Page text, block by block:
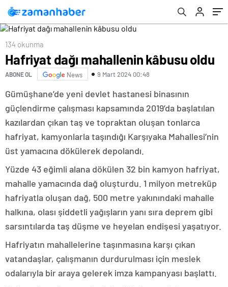
134 okunma
Hafriyat dağı mahallenin kâbusu oldu
ABONE OL News 9 Mart 2024 00:48
Gümüşhane’de yeni devlet hastanesi binasının
güçlendirme çalışması kapsamında 2019’da başlatılan
kazılardan çıkan taş ve topraktan oluşan tonlarca
hafriyat, kamyonlarla taşındığı Karşıyaka Mahallesi’nin
üst yamacına dökülerek depolandı.
Yüzde 43 eğimli alana dökülen 32 bin kamyon hafriyat,
mahalle yamacında dağ oluşturdu. 1 milyon metreküp
hafriyatla oluşan dağ, 500 metre yakınındaki mahalle
halkına, olası şiddetli yağışların yanı sıra deprem gibi
sarsıntılarda taş düşme ve heyelan endişesi yaşatıyor.
Hafriyatın mahallelerine taşınmasına karşı çıkan
vatandaşlar, çalışmanın durdurulması için meslek
odalarıyla bir araya gelerek imza kampanyası başlattı.